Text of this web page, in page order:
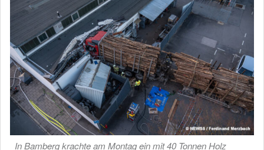
In Bamberg krachte am Montag ein mit 40 Tonnen Holz